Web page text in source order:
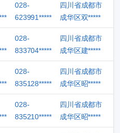
028-
623991*****
四川省成都市
成华区双*****
028-
833704*****
四川省成都市
成华区建*****
028-
835128*****
四川省成都市
成华区昭*****
028-
835210*****
四川省成都市
成华区昭*****